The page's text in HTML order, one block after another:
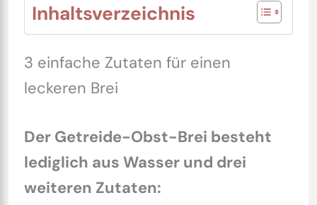
Inhaltsverzeichnis
3 einfache Zutaten für einen
leckeren Brei
Der Getreide-Obst-Brei besteht
lediglich aus Wasser und drei
weiteren Zutaten: